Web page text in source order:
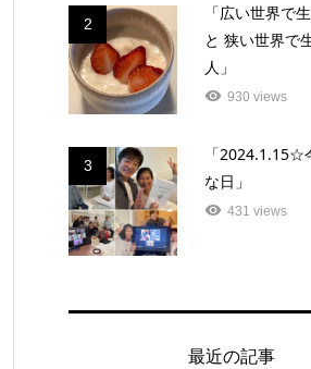
2
「広い世界で
と 狭い世界で
人」
930 views
3
「2024.1.15☆
な日」
431 views
最近の記事